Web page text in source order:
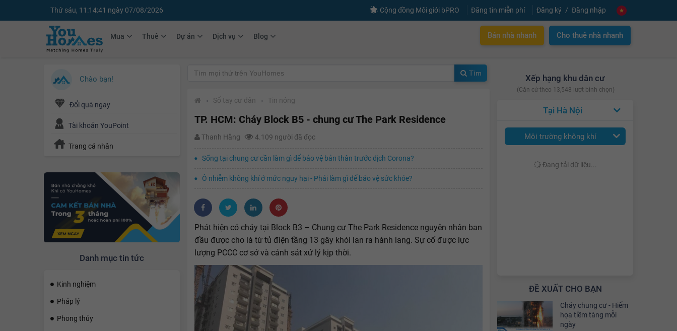
Thứ sáu, 11:14:42 ngày 07/08/2026 Cộng đồng Môi giới bPRO Đăng tin miễn phí Đăng ký Đăng nhập
Mua Thuê Dự án Dịch vụ Blog Bán nhà nhanh Cho thuê nhà nhanh
Chào bạn!
Đổi quà ngay
Tài khoản YouPoint
Trang cá nhân
Danh mục tin tức
Kinh nghiệm
Pháp lý
Phong thủy
Xếp hạng khu dân cư
(Căn cứ theo 13,548 lượt bình chọn)
Hà Nội
Môi trường không khí
Đang tải dữ liệu...
ĐỀ XUẤT CHO BẠN
Cháy chung cư - Hiểm
họa tiềm tàng mỗi
ngày
Tìm
› Sổ tay cư dân › Tin nóng
TP. HCM: Cháy Block B5 - chung cư The Park Residence
Thanh Hằng 4.109 người đã đọc
Sống tại chung cư cần làm gì để bảo vệ bản thân trước dịch Corona?
Ô nhiễm không khí ở mức nguy hại - Phải làm gì để bảo vệ sức khỏe?
Phát hiện có cháy tại Block B3 – Chung cư The Park Residence nguyên nhân ban
đầu được cho là từ tủ điện tầng 13 gây khói lan ra hành lang. Sự cố được lực
lượng PCCC cơ sở và cảnh sát xử lý kịp thời.